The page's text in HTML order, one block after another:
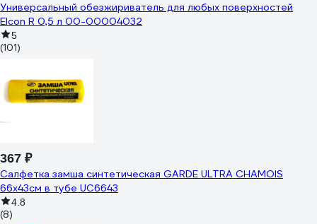
Универсальный обезжириватель для любых поверхностей
Elcon R 0,5 л 00-00004032
5
(101)
367 ₽
Салфетка замша синтетическая GARDE ULTRA CHAMOIS
66x43см в тубе UC6643
4.8
(8)